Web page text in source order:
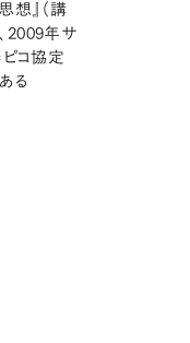
想』（講
2009年サ
ピコ協定
る